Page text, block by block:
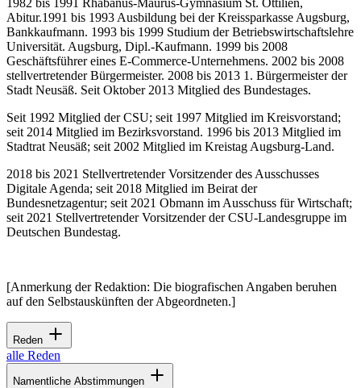
Abitur.1991 bis 1993 Ausbildung bei der Kreissparkasse Augsburg,
Bankkaufmann. 1993 bis 1999 Studium der Betriebswirtschaftslehre
Universität. Augsburg, Dipl.-Kaufmann. 1999 bis 2008
Geschäftsführer eines E-Commerce-Unternehmens. 2002 bis 2008
stellvertretender Bürgermeister. 2008 bis 2013 1. Bürgermeister der
Stadt Neusäß. Seit Oktober 2013 Mitglied des Bundestages.
Seit 1992 Mitglied der CSU; seit 1997 Mitglied im Kreisvorstand;
seit 2014 Mitglied im Bezirksvorstand. 1996 bis 2013 Mitglied im
Stadtrat Neusäß; seit 2002 Mitglied im Kreistag Augsburg-Land.
2018 bis 2021 Stellvertretender Vorsitzender des Ausschusses
Digitale Agenda; seit 2018 Mitglied im Beirat der
Bundesnetzagentur; seit 2021 Obmann im Ausschuss für Wirtschaft;
seit 2021 Stellvertretender Vorsitzender der CSU-Landesgruppe im
Deutschen Bundestag.
[Anmerkung der Redaktion: Die biografischen Angaben beruhen
auf den Selbstauskünften der Abgeordneten.]
Reden
alle Reden
Namentliche Abstimmungen